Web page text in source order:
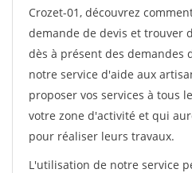
Crozet-01, découvrez
demande de devis et trouver
dès à présent des demandes
notre service d'aide aux
proposer vos services à tous
votre zone d'activité et qui
pour réaliser leurs travaux.
L'utilisation de notre service